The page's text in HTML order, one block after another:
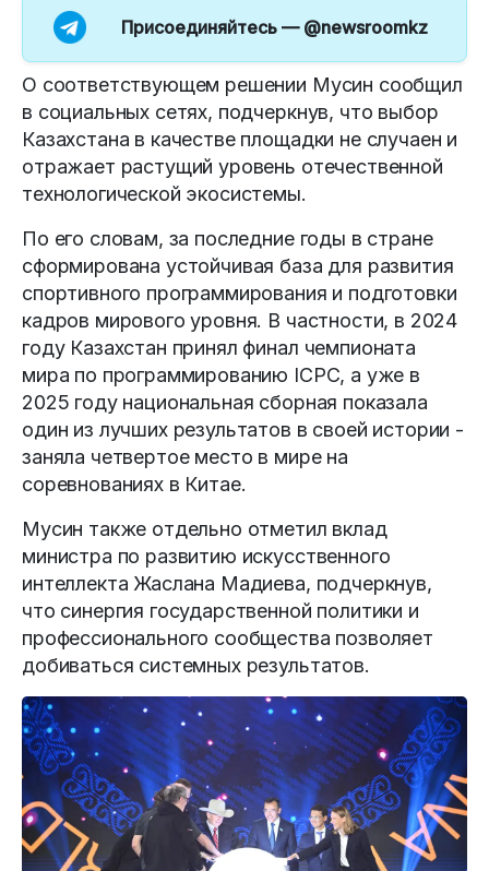
Присоединяйтесь — @newsroomkz
О соответствующем решении Мусин сообщил
в социальных сетях, подчеркнув, что выбор
Казахстана в качестве площадки не случаен и
отражает растущий уровень отечественной
технологической экосистемы.
По его словам, за последние годы в стране
сформирована устойчивая база для развития
спортивного программирования и подготовки
кадров мирового уровня. В частности, в 2024
году Казахстан принял финал чемпионата
мира по программированию ICPC, а уже в
2025 году национальная сборная показала
один из лучших результатов в своей истории -
заняла четвертое место в мире на
соревнованиях в Китае.
Мусин также отдельно отметил вклад
министра по развитию искусственного
интеллекта Жаслана Мадиева, подчеркнув,
что синергия государственной политики и
профессионального сообщества позволяет
добиваться системных результатов.